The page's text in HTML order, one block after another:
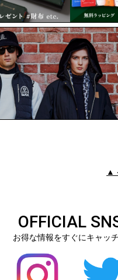
▲
OFFICIAL
お得な情報をすぐにキャッチ